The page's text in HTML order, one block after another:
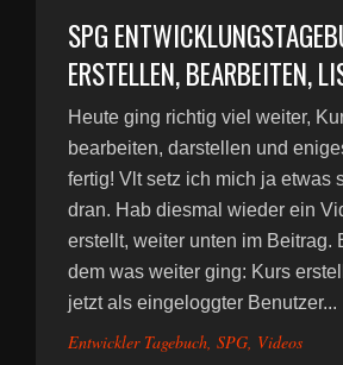
SPG
ERSTELLEN, BEARBEITEN,
Heute ging richtig viel weiter,
bearbeiten, darstellen und
fertig! Vlt setz ich mich ja etwas
dran. Hab diesmal wieder ein
erstellt, weiter unten im Beitrag.
dem was weiter ging: Kurs
jetzt als eingeloggter Benutzer...
Entwickler Tagebuch, SPG, Videos